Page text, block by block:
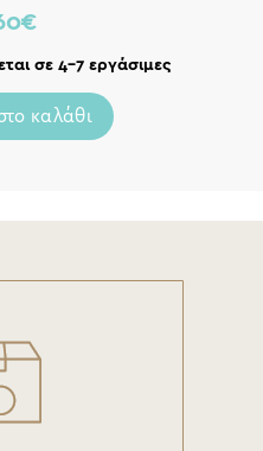
€
σε 4-7 εργάσιμες
καλάθι